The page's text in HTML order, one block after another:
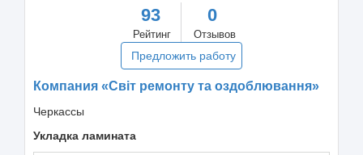
93
Рейтинг
0
Отзывов
Предложить работу
Компания «Світ ремонту та оздоблювання»
Черкассы
Укладка ламината